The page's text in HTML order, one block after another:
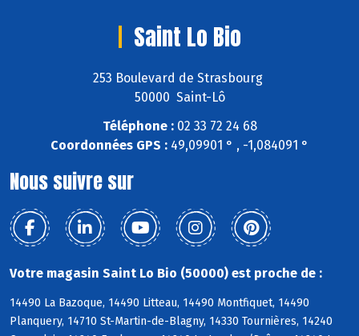
Saint Lo Bio
253 Boulevard de Strasbourg
50000 Saint-Lô
Téléphone :02 33 72 24 68
Coordonnées GPS : 49,09901 ° , -1,084091 °
Nous suivre sur
Votre magasin Saint Lo Bio (50000) est proche de :
14490 La Bazoque, 14490 Litteau, 14490 Montfiquet, 14490
Planquery, 14710 St-Martin-de-Blagny, 14330 Tournières, 14240